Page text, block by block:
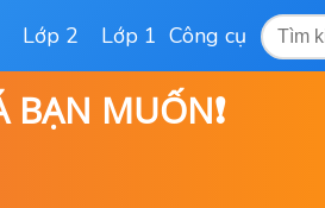
Lớp 2 Lớp 1 Công cụ
MUỐN❗